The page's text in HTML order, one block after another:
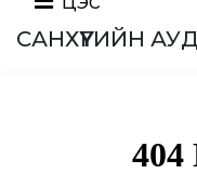
САНХҮҮГИЙН